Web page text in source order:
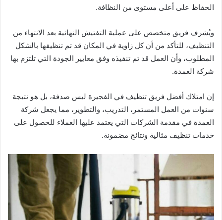
الحفاظ على أعلى مستوى من النظافة.
ويُشرف فريق متخصص على عملية التفتيش النهائية بعد الانتهاء من
التنظيف، للتأكد من أن كل زاوية في المكان قد تم تنظيفها بالشكل
المطلوب، وأن العمل قد تم تنفيذه وفق معايير الجودة التي تلتزم بها
شركة العمدة.
إن امتلاك أفضل فريق تنظيف في الفجيرة ليس صدفة، بل هو نتيجة
سنوات من العمل المستمر، التدريب، والتطوير، مما يجعل شركة
العمدة في مقدمة الشركات التي يعتمد عليها العملاء للحصول على
خدمات تنظيف مثالية ونتائج مضمونة.